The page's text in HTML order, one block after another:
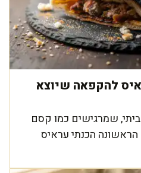
להקפאה שיוצא
שמרגישים כמו קסם
הכנתי עראיס